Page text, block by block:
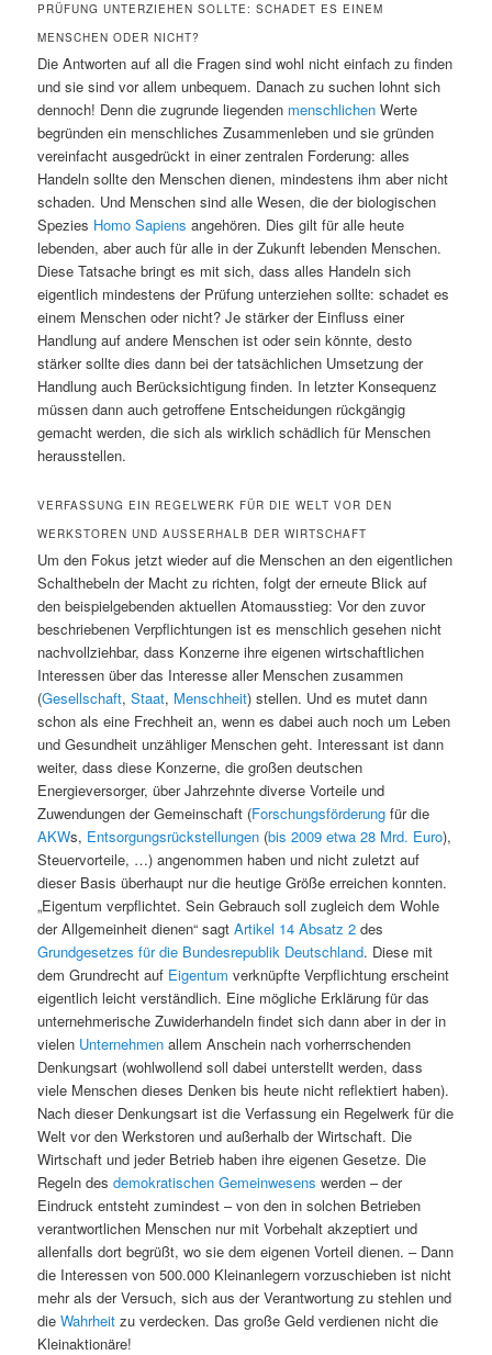
PRÜFUNG UNTERZIEHEN SOLLTE: SCHADET ES EINEM
MENSCHEN ODER NICHT?
Die Antworten auf all die Fragen sind wohl nicht einfach zu finden
und sie sind vor allem unbequem. Danach zu suchen lohnt sich
dennoch! Denn die zugrunde liegenden menschlichen Werte
begründen ein menschliches Zusammenleben und sie gründen
vereinfacht ausgedrückt in einer zentralen Forderung: alles
Handeln sollte den Menschen dienen, mindestens ihm aber nicht
schaden. Und Menschen sind alle Wesen, die der biologischen
Spezies Homo Sapiens angehören. Dies gilt für alle heute
lebenden, aber auch für alle in der Zukunft lebenden Menschen.
Diese Tatsache bringt es mit sich, dass alles Handeln sich
eigentlich mindestens der Prüfung unterziehen sollte: schadet es
einem Menschen oder nicht? Je stärker der Einfluss einer
Handlung auf andere Menschen ist oder sein könnte, desto
stärker sollte dies dann bei der tatsächlichen Umsetzung der
Handlung auch Berücksichtigung finden. In letzter Konsequenz
müssen dann auch getroffene Entscheidungen rückgängig
gemacht werden, die sich als wirklich schädlich für Menschen
herausstellen.
VERFASSUNG EIN REGELWERK FÜR DIE WELT VOR DEN
WERKSTOREN UND AUSSERHALB DER WIRTSCHAFT
Um den Fokus jetzt wieder auf die Menschen an den eigentlichen
Schalthebeln der Macht zu richten, folgt der erneute Blick auf
den beispielgebenden aktuellen Atomausstieg: Vor den zuvor
beschriebenen Verpflichtungen ist es menschlich gesehen nicht
nachvollziehbar, dass Konzerne ihre eigenen wirtschaftlichen
Interessen über das Interesse aller Menschen zusammen
(Gesellschaft,Staat, Menschheit) stellen. Und es mutet dann
schon als eine Frechheit an, wenn es dabei auch noch um Leben
und Gesundheit unzähliger Menschen geht. Interessant ist dann
weiter, dass diese Konzerne, die großen deutschen
Energieversorger, über Jahrzehnte diverse Vorteile und
Zuwendungen der Gemeinschaft (Forschungsförderung für die
AKWs, Entsorgungsrückstellungen (bis 2009 etwa 28 Mrd. Euro),
Steuervorteile, …) angenommen haben und nicht zuletzt auf
dieser Basis überhaupt nur die heutige Größe erreichen konnten.
„Eigentum verpflichtet. Sein Gebrauch soll zugleich dem Wohle
der Allgemeinheit dienen“ sagtArtikel 14 Absatz 2 des
Grundgesetzes für die Bundesrepublik Deutschland. Diese mit
dem Grundrecht auf Eigentum verknüpfte Verpflichtung erscheint
eigentlich leicht verständlich. Eine mögliche Erklärung für das
unternehmerische Zuwiderhandeln findet sich dann aber in der in
vielen Unternehmen allem Anschein nach vorherrschenden
Denkungsart (wohlwollend soll dabei unterstellt werden, dass
viele Menschen dieses Denken bis heute nicht reflektiert haben).
Nach dieser Denkungsart ist die Verfassung ein Regelwerk für die
Welt vor den Werkstoren und außerhalb der Wirtschaft. Die
Wirtschaft und jeder Betrieb haben ihre eigenen Gesetze. Die
Regeln desdemokratischen Gemeinwesens werden – der
Eindruck entsteht zumindest – von den in solchen Betrieben
verantwortlichen Menschen nur mit Vorbehalt akzeptiert und
allenfalls dort begrüßt, wo sie dem eigenen Vorteil dienen. – Dann
die Interessen von 500.000 Kleinanlegern vorzuschieben ist nicht
mehr als der Versuch, sich aus der Verantwortung zu stehlen und
dieWahrheit zu verdecken. Das große Geld verdienen nicht die
Kleinaktionäre!